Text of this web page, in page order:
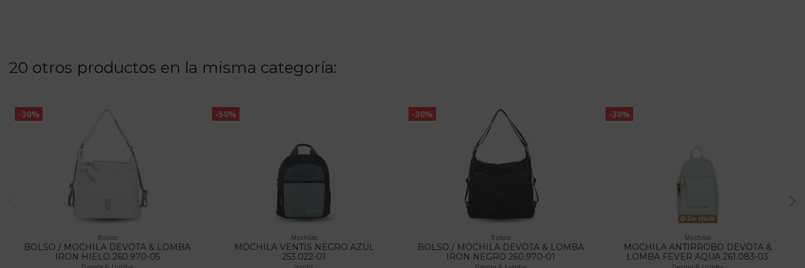
20 otros productos en la misma categoría:
-30%
Bolsos
BOLSO / MOCHILA DEVOTA & LOMBA
IRON HIELO 260.970-05
-50%
Mochilas
MOCHILA VENTIS NEGRO AZUL
253.022-01
-30%
Bolsos
BOLSO / MOCHILA DEVOTA & LOMBA
IRON NEGRO 260.970-01
-30%
Sin stock
Mochilas
MOCHILA ANTIRROBO DEVOTA &
LOMBA FEVER AQUA 261.083-03